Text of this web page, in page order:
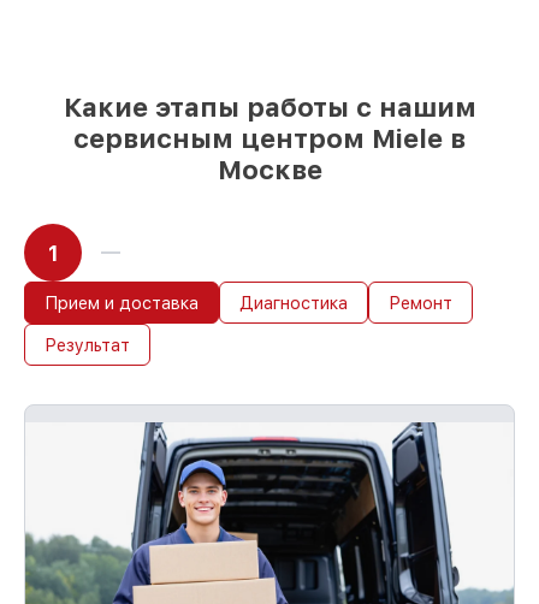
Какие этапы работы с нашим
сервисным центром Miele в
Москве
1
Прием и доставка Диагностика Ремонт
Результат